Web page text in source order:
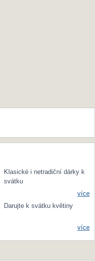
Klasické i netradiční dárky k
svátku
více
Darujte k svátku květiny
více